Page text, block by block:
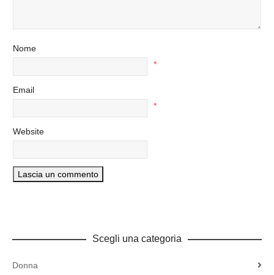
Nome
*
Email
*
Website
Scegli una categoria
Donna